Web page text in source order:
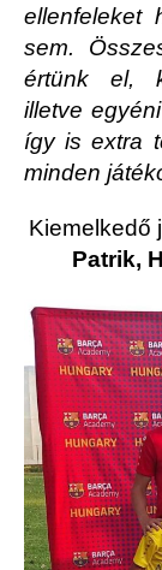
ellenfeleket
sem.
értünk el,
illetve
így is extra
minden
Kiemelkedő
Patrik,